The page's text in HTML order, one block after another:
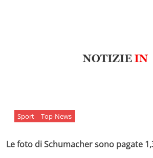
Sport Top-News
Le foto di Schumacher sono pagate